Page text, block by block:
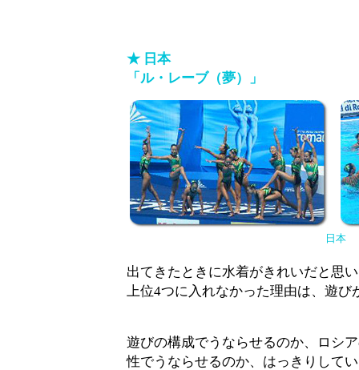
★ 日本
「ル・レーブ（夢）」
日本
出てきたときに水着がきれいだと思
上位4つに入れなかった理由は、遊び
遊びの構成でうならせるのか、ロシ
性でうならせるのか、はっきりして